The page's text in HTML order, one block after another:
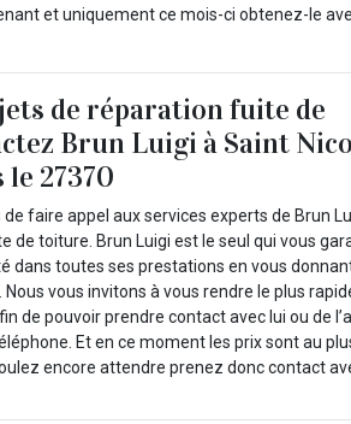
et uniquement ce mois-ci obtenez-le
de réparation fuite de
Brun Luigi à Saint
le 27370
de faire appel aux services experts de Brun
de toiture. Brun Luigi est le seul qui vous
dans toutes ses prestations en vous
vous invitons à vous rendre le plus
de pouvoir prendre contact avec lui ou de
Et en ce moment les prix sont au
encore attendre prenez donc contact